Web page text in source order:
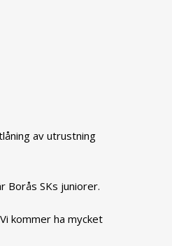
av utrustning
Borås SKs juniorer.
kommer ha mycket